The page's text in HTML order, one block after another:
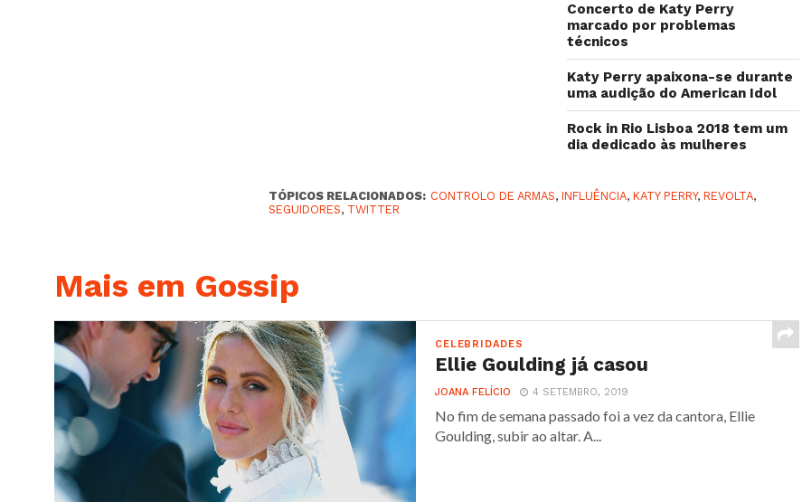
Concerto de Katy Perry
marcado por problemas
técnicos
Katy Perry apaixona-se durante
uma audição do American Idol
Rock in Rio Lisboa 2018 tem um
dia dedicado às mulheres
TÓPICOS RELACIONADOS: CONTROLO DE ARMAS,INFLUÊNCIA,KATY PERRY,REVOLTA,
SEGUIDORES, TWITTER
Mais em Gossip
CELEBRIDADES
Ellie Goulding já casou
JOANA FELÍCIO 4 SETEMBRO, 2019
No fim de semana passado foi a vez da cantora, Ellie
Goulding, subir ao altar. A...